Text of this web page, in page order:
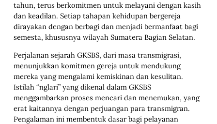
tahun, terus berkomitmen untuk melayani dengan kasih
dan keadilan. Setiap tahapan kehidupan bergereja
dirayakan dengan berbagi dan menjadi bermanfaat bagi
semesta, khususnya wilayah Sumatera Bagian Selatan.
Perjalanan sejarah GKSBS, dari masa transmigrasi,
menunjukkan komitmen gereja untuk mendukung
mereka yang mengalami kemiskinan dan kesulitan.
Istilah “nglari” yang dikenal dalam GKSBS
menggambarkan proses mencari dan menemukan, yang
erat kaitannya dengan perjuangan para transmigran.
Pengalaman ini membentuk dasar bagi pelayanan